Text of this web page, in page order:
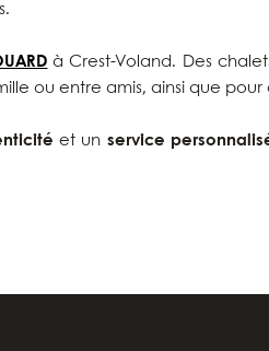
à Crest-Voland. Des
ou entre amis, ainsi que
et un service